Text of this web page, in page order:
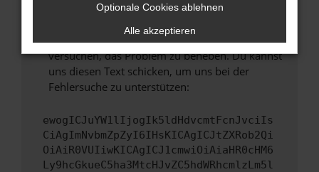
Wende dich an den Webseitenbetreiber.
Wenn du alle oben genannten Schritte versucht
hast, kontaktiere uns bitte. Wir werden
versuchen, das Problem zu beheben. Du kannst
uns diesen Text schicken, um uns bei der
Fehlersuche zu unterstützen:
ewogICJuYW1lIjogIk5ldHdvcmtFcnJvciIs
CiAgImNvbmZpZyI6IHsKICAgICJtZXRob2Qi
OiAiR0VUIiwKICAgICJ1cmwiOiAiaHR0cHM6
Ly9hcGkueC5ha3MtcHJvZC5hdWRhcmlzLm5l
Optionale Cookies ablehnen
Alle akzeptieren